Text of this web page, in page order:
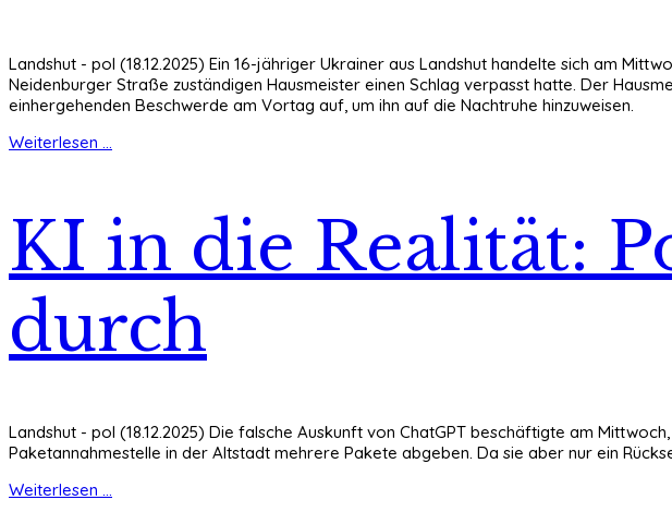
Landshut - pol (18.12.2025) Ein 16-jähriger Ukrainer aus Landshut handelte sich am
Neidenburger Straße zuständigen Hausmeister einen Schlag verpasst hatte. Der
einhergehenden Beschwerde am Vortag auf, um ihn auf die Nachtruhe hinzuweisen.
Weiterlesen ...
KI in die Realität:
durch
Landshut - pol (18.12.2025) Die falsche Auskunft von ChatGPT beschäftigte am
Paketannahmestelle in der Altstadt mehrere Pakete abgeben. Da sie aber nur ein
Weiterlesen ...